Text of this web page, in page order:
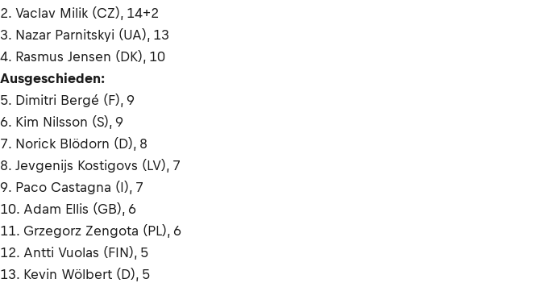
2. Vaclav Milik (CZ), 14+2
3. Nazar Parnitskyi (UA), 13
4. Rasmus Jensen (DK), 10
Ausgeschieden:
5. Dimitri Bergé (F), 9
6. Kim Nilsson (S), 9
7. Norick Blödorn (D), 8
8. Jevgenijs Kostigovs (LV), 7
9. Paco Castagna (I), 7
10. Adam Ellis (GB), 6
11. Grzegorz Zengota (PL), 6
12. Antti Vuolas (FIN), 5
13. Kevin Wölbert (D), 5